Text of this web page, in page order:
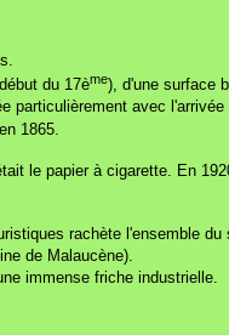
du 17ème), d'une surface
particulièrement avec
1865.
le papier à cigarette. En
rachète l'ensemble
de Malaucène).
immense friche industrielle.